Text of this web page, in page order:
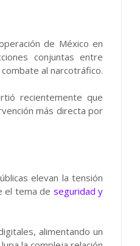
de México en
conjuntas entre
al narcotráfico.
recientemente que
más directa por
elevan la tensión
el tema de seguridad y
alimentando un